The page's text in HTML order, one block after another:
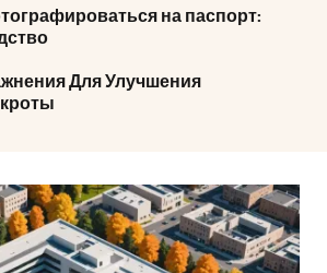
на паспорт:
Для Улучшения